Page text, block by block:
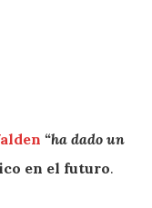
“ha dado un
en el futuro.